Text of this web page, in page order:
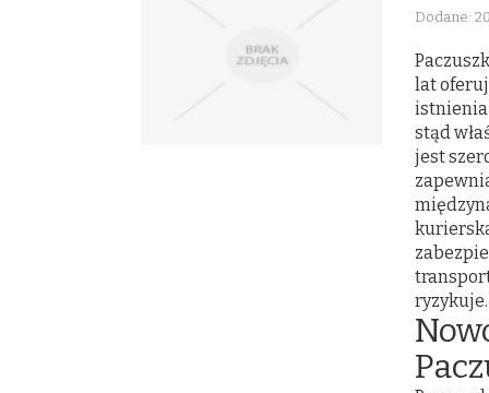
Dodane:
lat
istnienia
stąd
jest
ryzykuje.